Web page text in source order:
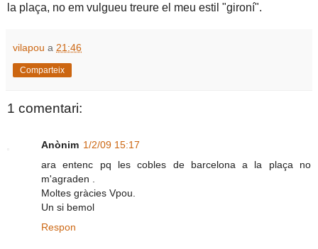
la plaça, no em vulgueu treure el meu estil "gironí".
vilapou a 21:46
Comparteix
1 comentari:
Anònim 1/2/09 15:17
ara entenc pq les cobles de barcelona a la plaça no
m'agraden .
Moltes gràcies Vpou.
Un si bemol
Respon